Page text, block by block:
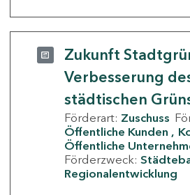
Zukunft
Verbesserung
städtischen
Förderart: Zuschuss
Öffentliche Kunden
Öffentliche
Förderzweck:
Regionalentwicklung